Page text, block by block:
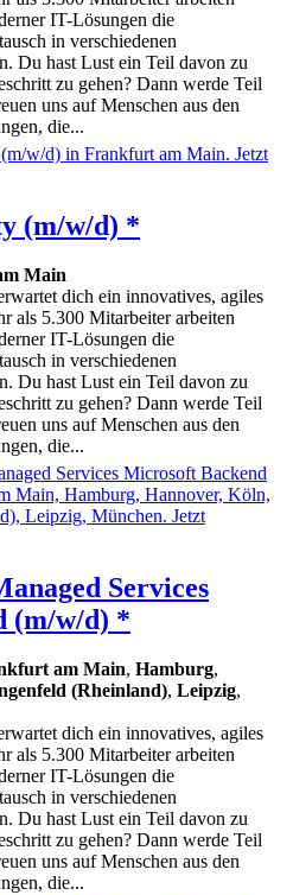
IT-Lösungen die
in verschiedenen
Du hast Lust ein Teil davon zu
zu gehen? Dann werde Teil
uns auf Menschen aus den
die...
(m/w/d) *
Main
dich ein innovatives, agiles
als 5.300 Mitarbeiter arbeiten
IT-Lösungen die
in verschiedenen
Du hast Lust ein Teil davon zu
zu gehen? Dann werde Teil
uns auf Menschen aus den
die...
Services
(m/w/d) *
am Main, Hamburg,
(Rheinland), Leipzig,
dich ein innovatives, agiles
als 5.300 Mitarbeiter arbeiten
IT-Lösungen die
in verschiedenen
Du hast Lust ein Teil davon zu
zu gehen? Dann werde Teil
uns auf Menschen aus den
die...